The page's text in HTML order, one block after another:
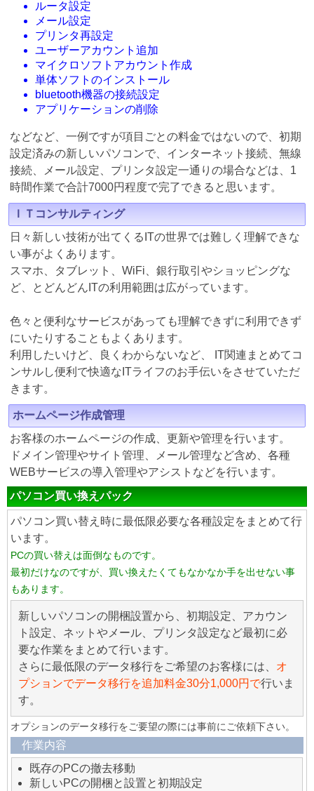
ルータ設定
メール設定
プリンタ再設定
ユーザーアカウント追加
マイクロソフトアカウント作成
単体ソフトのインストール
bluetooth機器の接続設定
アプリケーションの削除
などなど、一例ですが項目ごとの料金ではないので、初期
設定済みの新しいパソコンで、インターネット接続、無線
接続、メール設定、プリンタ設定一通りの場合などは、1
時間作業で合計7000円程度で完了できると思います。
ＩＴコンサルティング
日々新しい技術が出てくるITの世界では難しく理解できな
い事がよくあります。
スマホ、タブレット、WiFi、銀行取引やショッピングな
ど、とどんどんITの利用範囲は広がっています。
色々と便利なサービスがあっても理解できずに利用できず
にいたりすることもよくあります。
利用したいけど、良くわからないなど、 IT関連まとめてコ
ンサルし便利で快適なITライフのお手伝いをさせていただ
きます。
ホームページ作成管理
お客様のホームページの作成、更新や管理を行います。
ドメイン管理やサイト管理、メール管理など含め、各種
WEBサービスの導入管理やアシストなどを行います。
パソコン買い換えパック
パソコン買い替え時に最低限必要な各種設定をまとめて行
います。
PCの買い替えは面倒なものです。
最初だけなのですが、買い換えたくてもなかなか手を出せない事
もあります。
新しいパソコンの開梱設置から、初期設定、アカウン
ト設定、ネットやメール、プリンタ設定など最初に必
要な作業をまとめて行います。
さらに最低限のデータ移行をご希望のお客様には、 オ
プションでデータ移行を追加料金30分1,000円で行いま
す。
オプションのデータ移行をご要望の際には事前にご依頼下さい。
作業内容
既存のPCの撤去移動
新しいPCの開梱と設置と初期設定